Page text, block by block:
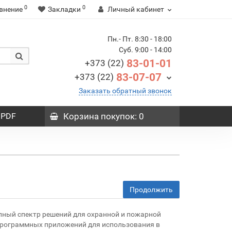
0 Закладки 0 Личный кабинет
Пн.- Пт. 8:30 - 18:00
Суб. 9:00 - 14:00
+373 (22) 83-01-01
+373 (22) 83-07-07
Заказать обратный звонок
PDF Корзинапокупок: 0
Продолжить
спектр решений для охранной и пожарной
приложений для использования в